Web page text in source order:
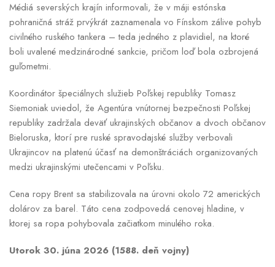
Médiá severských krajín informovali, že v máji estónska
pohraničná stráž prvýkrát zaznamenala vo Fínskom zálive pohyb
civilného ruského tankera – teda jedného z plavidiel, na ktoré
boli uvalené medzinárodné sankcie, pričom loď bola ozbrojená
guľometmi.
Koordinátor špeciálnych služieb Poľskej republiky Tomasz
Siemoniak uviedol, že Agentúra vnútornej bezpečnosti Poľskej
republiky zadržala deväť ukrajinských občanov a dvoch občanov
Bieloruska, ktorí pre ruské spravodajské služby verbovali
Ukrajincov na platenú účasť na demonštráciách organizovaných
medzi ukrajinskými utečencami v Poľsku.
Cena ropy Brent sa stabilizovala na úrovni okolo 72 amerických
dolárov za barel. Táto cena zodpovedá cenovej hladine, v
ktorej sa ropa pohybovala začiatkom minulého roka.
Utorok 30. júna 2026 (1588. deň vojny)